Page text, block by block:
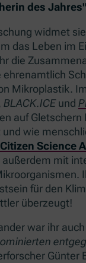
des Jahres"
widmet
das Leben im
die
ehrenamtlich
Mikroplastik.
, BLACK.ICEund
auf
wie
Citizen Science
mit
für den
überzeugt!
war ihr
Günter